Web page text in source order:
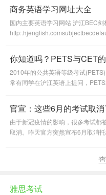
和质量有帮助。
商务英语学习网址大全
国内主要英语学习网站 沪江BEC剑桥商务英语网
你知道吗？PETS与CET
2010年的公共英语等级考试
常有同学在沪江英语上提问，
官宣：这些6月的考试取消
由于新冠疫情的影响，很多考试都
取消。昨天官方突然宣布6月取消
雅思考试